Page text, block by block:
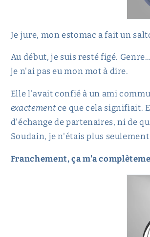
Je jure, mon estomac a fait un
Au début, je suis resté figé.
je n'ai pas eu mon mot à dire.
Elle l'avait confié à un ami
exactement ce que cela signifiait.
d'échange de partenaires, ni de
Soudain, je n'étais plus
Franchement, ça m'a